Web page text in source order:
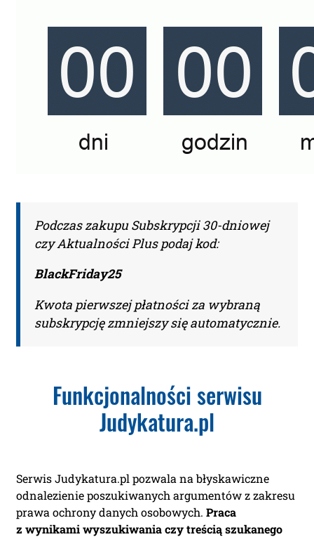
NIP:
Adres firmy:
Miasto:
Piotr Liwszic prowadzący działalność gospodarczą
jawneprzezpoufne Piotr Liwszic z siedzibą przy
ul. Grzybowskiej 43, 00-855 Warszawa, NIP: 521-332-36-
dostępu do swoich danych osobowych, ich
sprostowania, usunięcia, ograniczenia przetwarzania,
przenoszenia, wniesienia sprzeciwu wobec ich
przetwarzania oraz wniesienia skargi do Prezesa
Przeczytałem/am i akceptuję
regulamin.
Podczas zakupu Subskrypcji 30-dniowej
czy Aktualności Plus podaj kod:
BlackFriday25
Kwota pierwszej płatności za wybraną
subskrypcję zmniejszy się automatycznie.
Funkcjonalności serwisu
Judykatura.pl
Serwis Judykatura.pl pozwala na błyskawiczne
odnalezienie poszukiwanych argumentów z zakresu
prawa ochrony danych osobowych. Praca
z wynikami wyszukiwania czy treścią szukanego